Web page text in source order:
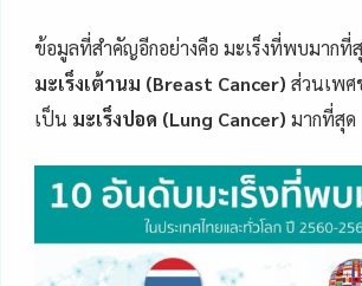
ข้อมูลที่สำคัญอีกอย่างคือ มะเร็งที่พบมากที่
มะเร็งเต้านม (Breast Cancer) ส่วนเพ
เป็น มะเร็งปอด (Lung Cancer) มากที่สุด